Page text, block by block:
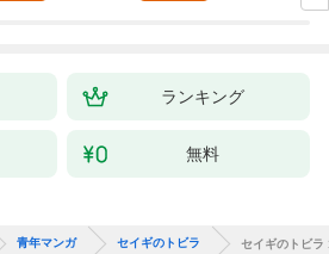
ランキング
無料
青年マンガ セイギのトビラ セイギのトビラ